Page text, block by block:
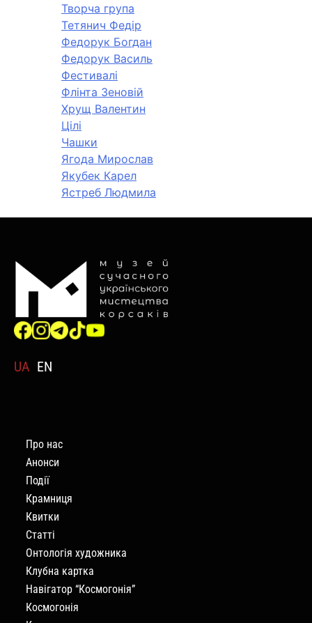
Творча група
Тетянич Федір
Федорук Богдан
Федорук Василь
Фестивалі
Флінта Зеновій
Хрущ Валентин
Цілі
Чашки
Ягода Мирослав
Якубек Карел
Ястреб Людмила
UA EN
Про нас
Анонси
Події
Крамниця
Квитки
Статті
Онтологія художника
Клубна картка
Навігатор “Космогонія”
Космогонія